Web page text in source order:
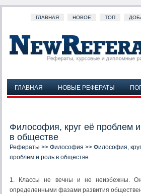
ГЛАВНАЯ НОВОЕ ТОП
ГЛАВНАЯ НОВЫЕ РЕФЕРАТЫ
Философия, круг её проблем
в обществе
Рефераты >> Философия >> Философия,
проблем и роль в обществе
1. Классы не вечны и не неизбежны.
определенными фазами развития